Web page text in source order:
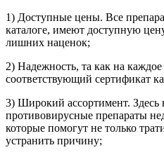
1) Доступные цены. Все
каталоге, имеют доступную
лишних наценок;
2) Надежность, та как на каждое
соответствующий сертификат
3) Широкий ассортимент. Здесь
противовирусные препараты
которые помогут не только
устранить причину;